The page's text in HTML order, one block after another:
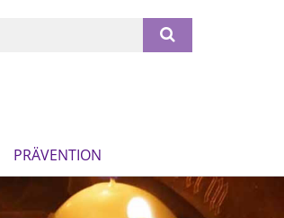
PRÄVENTION